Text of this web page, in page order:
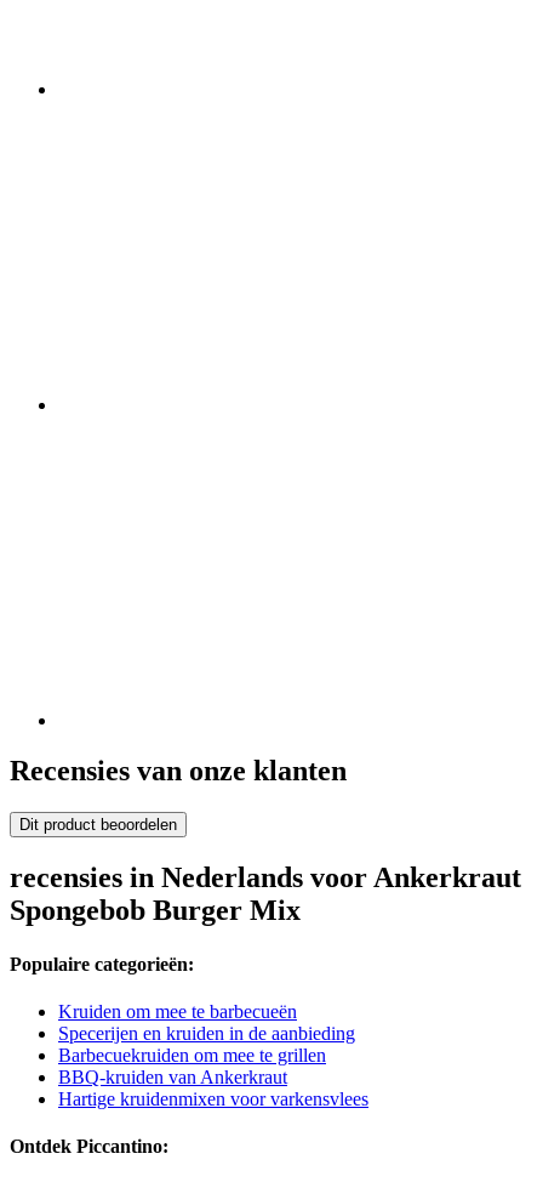
Recensies van onze klanten
Dit product beoordelen
recensies in Nederlands voor Ankerkraut
Spongebob Burger Mix
Populaire categorieën:
Kruiden om mee te barbecueën
Specerijen en kruiden in de aanbieding
Barbecuekruiden om mee te grillen
BBQ-kruiden van Ankerkraut
Hartige kruidenmixen voor varkensvlees
Ontdek Piccantino: